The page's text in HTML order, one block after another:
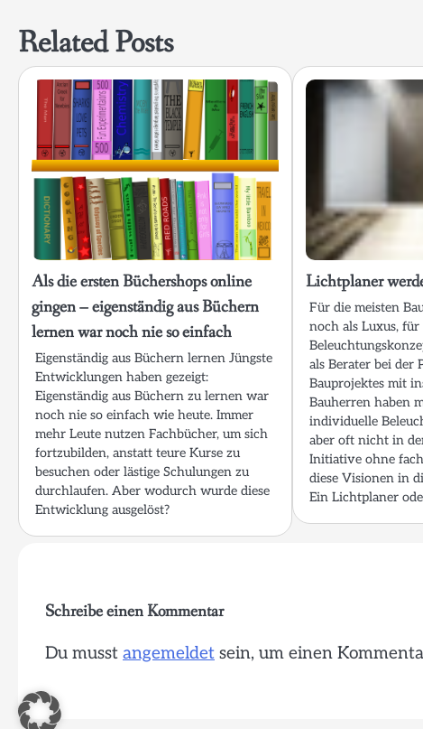
Related Posts
Als die ersten Büchershops online
gingen – eigenständig aus Büchern
lernen war noch nie so einfach
Eigenständig aus Büchern lernen Jüngste
Entwicklungen haben gezeigt:
Eigenständig aus Büchern zu lernen war
noch nie so einfach wie heute. Immer
mehr Leute nutzen Fachbücher, um sich
fortzubilden, anstatt teure Kurse zu
besuchen oder lästige Schulungen zu
durchlaufen. Aber wodurch wurde diese
Entwicklung ausgelöst?
Lichtplaner
Für die meisten
noch als Luxus, für
als Berater bei der
Bauprojektes mit
Bauherren haben
individuelle
aber oft nicht in
Initiative ohne
diese Visionen in
Ein Lichtplaner
Schreibe einen Kommentar
Du musst angemeldet sein, um einen